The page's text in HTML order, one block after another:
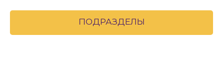
ПОДРАЗДЕЛЫ